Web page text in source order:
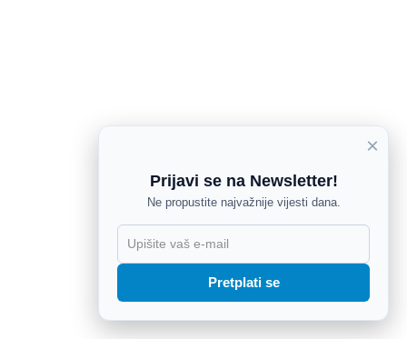
×
Prijavi se na Newsletter!
Ne propustite najvažnije vijesti dana.
Pretplati se